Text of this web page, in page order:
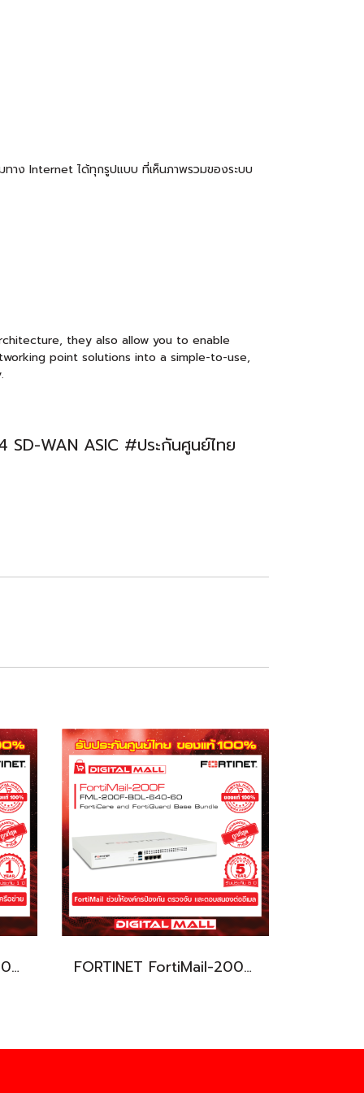
าง Internet ได้ทุกรูปแบบ ที่เห็นภาพรวมของระบบ
they also allow you to enable
point solutions into a simple-to-use,
WAN ASIC #ประกันศูนย์ไทย
FORTINET FortiGATE 50E FG-50E-BDL-950-12 (Firewall) รับประกัน 1 ปี FORTINET FortiMail-200F FML-200F-BDL-640-60 (Firewall) รับประกัน 5 ปี